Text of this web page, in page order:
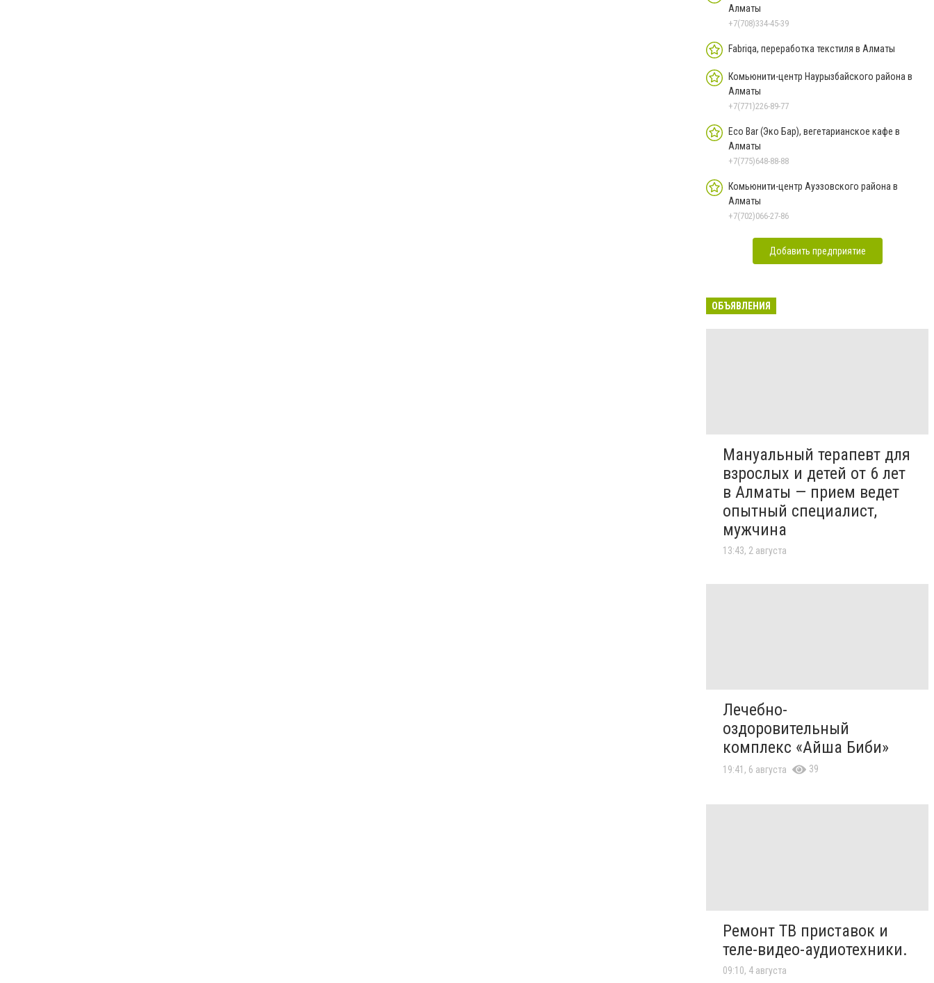
Алматы
+7(708)334-45-39
Fabriqa, переработка текстиля в Алматы
Комьюнити-центр Наурызбайского района в
Алматы
+7(771)226-89-77
Eco Bar (Эко Бар), вегетарианское кафе в
Алматы
+7(775)648-88-88
Комьюнити-центр Ауэзовского района в
Алматы
+7(702)066-27-86
Добавить предприятие
ОБЪЯВЛЕНИЯ
Мануальный терапевт для
взрослых и детей от 6 лет
в Алматы — прием ведет
опытный специалист,
мужчина
13:43, 2 августа
Лечебно-
оздоровительный
комплекс «Айша Биби»
19:41, 6 августа 39
Ремонт ТВ приставок и
теле-видео-аудиотехники.
09:10, 4 августа